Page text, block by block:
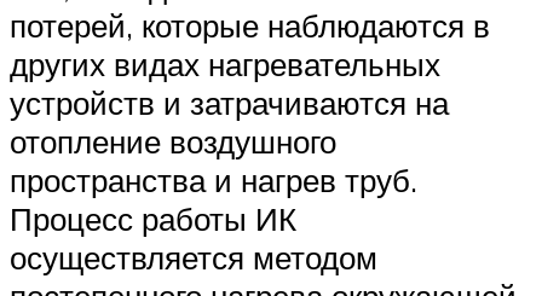
потерей, которые наблюдаются в
других видах нагревательных
устройств и затрачиваются на
отопление воздушного
пространства и нагрев труб.
Процесс работы ИК
осуществляется методом